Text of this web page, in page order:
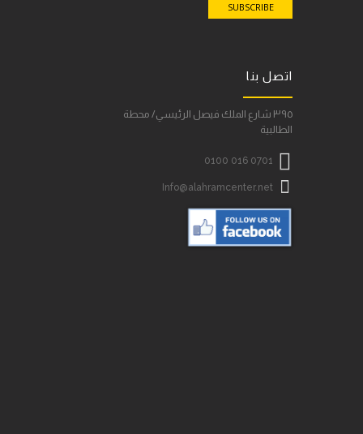
اتصل بنا
٣٩٥ شارع الملك فيصل الرئيسي/ محطة
الطالبية
0100 016 0701
Info@alahramcenter.net

